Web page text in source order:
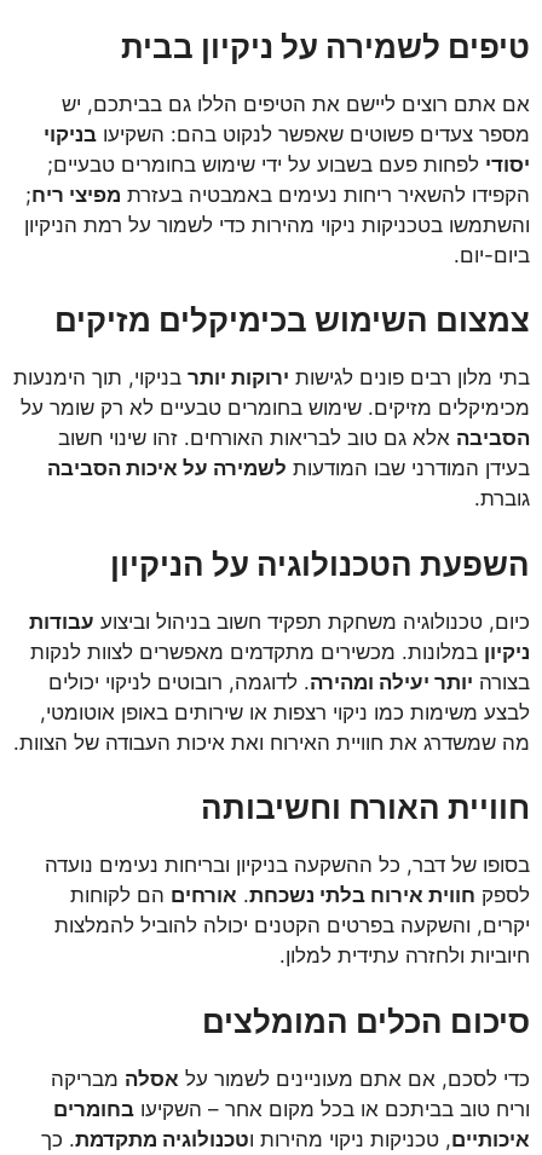
טיפים לשמירה על ניקיון בבית
אם אתם רוצים ליישם את הטיפים הללו גם בביתכם, יש
מספר צעדים פשוטים שאפשר לנקוט בהם: השקיעו בניקוי
יסודי לפחות פעם בשבוע על ידי שימוש בחומרים טבעיים;
הקפידו להשאיר ריחות נעימים באמבטיה בעזרת מפיצי ריח;
והשתמשו בטכניקות ניקוי מהירות כדי לשמור על רמת הניקיון
ביום-יום.
צמצום השימוש בכימיקלים מזיקים
בתי מלון רבים פונים לגישות ירוקות יותר בניקוי, תוך הימנעות
מכימיקלים מזיקים. שימוש בחומרים טבעיים לא רק שומר על
הסביבה אלא גם טוב לבריאות האורחים. זהו שינוי חשוב
בעידן המודרני שבו המודעות לשמירה על איכות הסביבה
גוברת.
השפעת הטכנולוגיה על הניקיון
כיום, טכנולוגיה משחקת תפקיד חשוב בניהול וביצוע עבודות
ניקיון במלונות. מכשירים מתקדמים מאפשרים לצוות לנקות
בצורה יותר יעילה ומהירה. לדוגמה, רובוטים לניקוי יכולים
לבצע משימות כמו ניקוי רצפות או שירותים באופן אוטומטי,
מה שמשדרג את חוויית האירוח ואת איכות העבודה של הצוות.
חוויית האורח וחשיבותה
בסופו של דבר, כל ההשקעה בניקיון ובריחות נעימים נועדה
לספק חווית אירוח בלתי נשכחת. אורחים הם לקוחות
יקרים, והשקעה בפרטים הקטנים יכולה להוביל להמלצות
חיוביות ולחזרה עתידית למלון.
סיכום הכלים המומלצים
כדי לסכם, אם אתם מעוניינים לשמור על אסלה מבריקה
וריח טוב בביתכם או בכל מקום אחר – השקיעו בחומרים
איכותיים, טכניקות ניקוי מהירות וטכנולוגיה מתקדמת. כך